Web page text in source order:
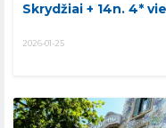
Skrydžiai + 14n. 4*
2026-01-25